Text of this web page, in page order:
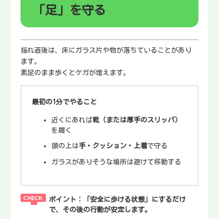
「足」を守る
揺れ直後は、床にガラス片や物が落ちていることがあり
ます。
素足のまま歩くとケガが増えます。
最初の1分でやること
近くにあれば靴（または厚手のスリッパ）
を履く
頭の上は手・クッション・上着で守る
ガラスがありそうな場所は避けて移動する
ポイント：
「安全に歩ける状態」にするだけ
で、その後の行動が安定します。